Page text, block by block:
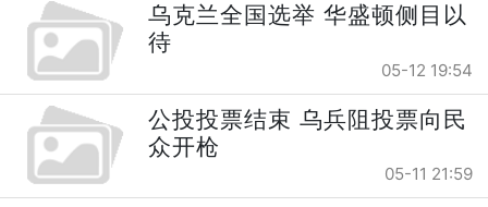
乌克兰全国选举 华盛顿侧目以
待
05-12 19:54
公投投票结束 乌兵阻投票向民
众开枪
05-11 21:59